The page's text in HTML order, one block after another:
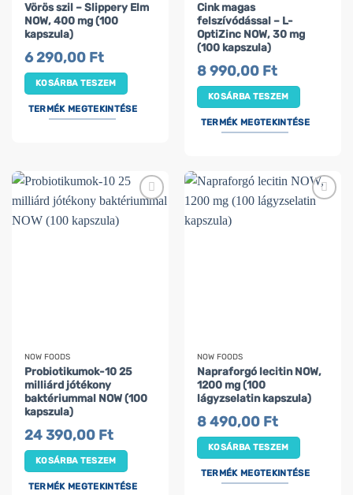
Vörös szil – Slippery Elm
NOW, 400 mg (100
kapszula)
6 290,00 Ft
KOSÁRBA TESZEM
TERMÉK MEGTEKINTÉSE
Cink magas
felszívódással – L-
OptiZinc NOW, 30 mg
(100 kapszula)
8 990,00 Ft
KOSÁRBA TESZEM
TERMÉK MEGTEKINTÉSE
NOW FOODS
Probiotikumok-10 25
milliárd jótékony
baktériummal NOW (100
kapszula)
24 390,00 Ft
KOSÁRBA TESZEM
TERMÉK MEGTEKINTÉSE
NOW FOODS
Napraforgó lecitin NOW,
1200 mg (100
lágyzselatin kapszula)
8 490,00 Ft
KOSÁRBA TESZEM
TERMÉK MEGTEKINTÉSE